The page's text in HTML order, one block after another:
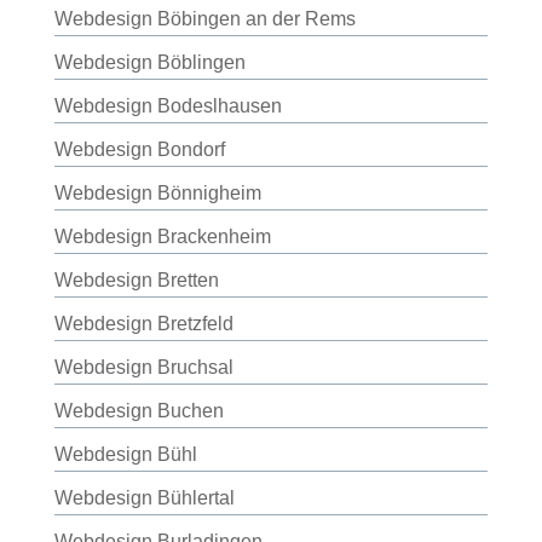
Webdesign Böbingen an der Rems
Webdesign Böblingen
Webdesign Bodeslhausen
Webdesign Bondorf
Webdesign Bönnigheim
Webdesign Brackenheim
Webdesign Bretten
Webdesign Bretzfeld
Webdesign Bruchsal
Webdesign Buchen
Webdesign Bühl
Webdesign Bühlertal